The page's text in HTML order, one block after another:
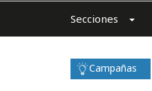
Secciones
Campañas